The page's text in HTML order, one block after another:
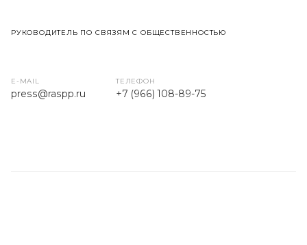
РУКОВОДИТЕЛЬ ПО СВЯЗЯМ С ОБЩЕСТВЕННОСТЬЮ
E-MAIL
press@raspp.ru
ТЕЛЕФОН
+7 (966) 108-89-75